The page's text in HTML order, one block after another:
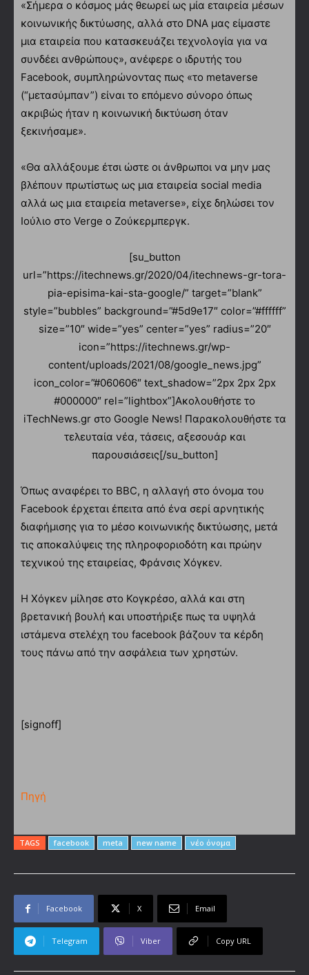
«Σήμερα ο κόσμος μάς θεωρεί ως μία εταιρεία μέσων
κοινωνικής δικτύωσης, αλλά στο DNA μας είμαστε
μια εταιρεία που κατασκευάζει τεχνολογία για να
συνδέει ανθρώπους», ανέφερε ο ιδρυτής του
Facebook, συμπληρώνοντας πως «το metaverse
(“μετασύμπαν”) είναι το επόμενο σύνορο όπως
ακριβώς ήταν η κοινωνική δικτύωση όταν
ξεκινήσαμε».
«Θα αλλάξουμε έτσι ώστε οι άνθρωποι να μην μας
βλέπουν πρωτίστως ως μια εταιρεία social media
αλλά ως μια εταιρεία metaverse», είχε δηλώσει τον
Ιούλιο στο Verge ο Ζούκερμπεργκ.
[su_button
url=”https://itechnews.gr/2020/04/itechnews-gr-tora-
pia-episima-kai-sta-google/” target=”blank”
style=”bubbles” background=”#5d9e17″ color=”#ffffff”
size=”10″ wide=”yes” center=”yes” radius=”20″
icon=”https://itechnews.gr/wp-
content/uploads/2021/08/google_news.jpg”
icon_color=”#060606″ text_shadow=”2px 2px 2px
#000000″ rel=”lightbox”]Ακολουθήστε το
iTechNews.gr στο Google News! Παρακολουθήστε τα
τελευταία νέα, τάσεις, αξεσουάρ και
παρουσιάσεις[/su_button]
Όπως αναφέρει το BBC, η αλλαγή στο όνομα του
Facebook έρχεται έπειτα από ένα σερί αρνητικής
διαφήμισης για το μέσο κοινωνικής δικτύωσης, μετά
τις αποκαλύψεις της πληροφοριοδότη και πρώην
τεχνικού της εταιρείας, Φράνσις Χόγκεν.
Η Χόγκεν μίλησε στο Κογκρέσο, αλλά και στη
βρετανική βουλή και υποστήριξε πως τα υψηλά
ιστάμενα στελέχη του facebook βάζουν τα κέρδη
τους πάνω από την ασφάλεια των χρηστών.
[signoff]
Πηγή
TAGS facebook meta new name νέο όνομα
Facebook X Email
Telegram Viber Copy URL